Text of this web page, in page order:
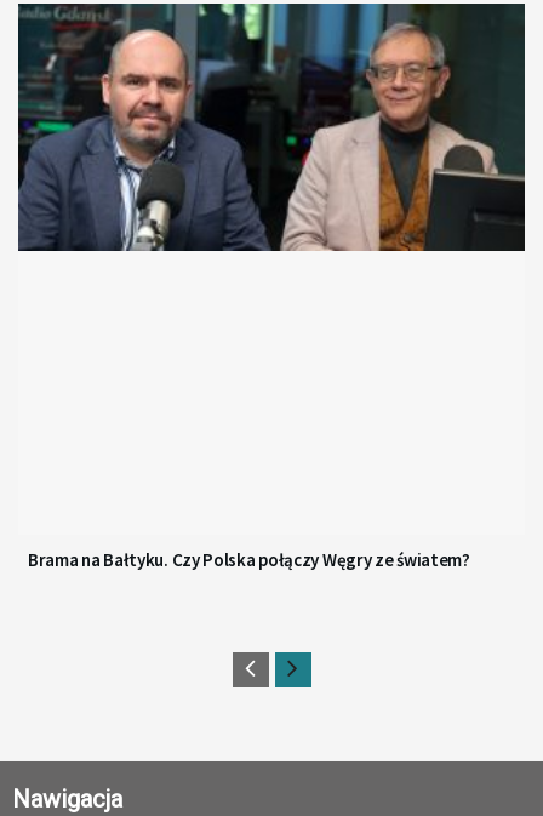
Brama na Bałtyku. Czy Polska połączy Węgry ze światem?
Nawigacja